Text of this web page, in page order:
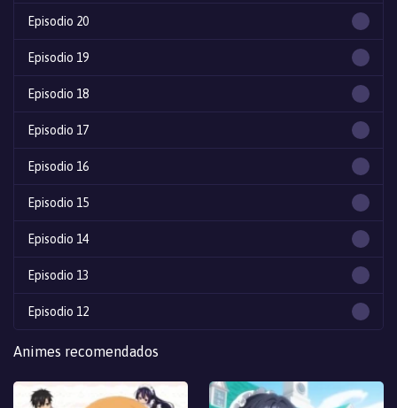
Episodio 20
Episodio 19
Episodio 18
Episodio 17
Episodio 16
Episodio 15
Episodio 14
Episodio 13
Episodio 12
Episodio 11
Episodio 10
Animes recomendados